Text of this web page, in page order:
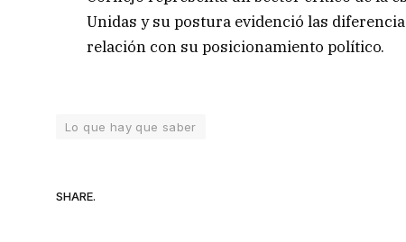
Unidas y su postura evidenció las
relación con su posicionamiento político.
Lo que hay que saber
SHARE.